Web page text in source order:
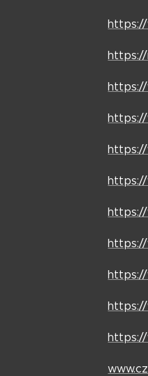
https://
https://
https://
https://
https://
https://
https://
https://
https://